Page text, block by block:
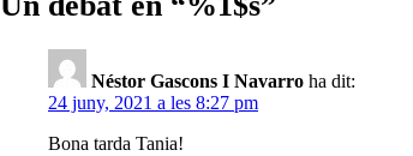
[TANIA
Néstor Gascons I Navarro ha dit:
24 juny, 2021 a les 8:27 pm
Bona tarda Tania!